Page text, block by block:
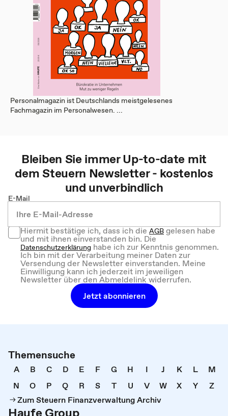
Personalmagazin ist Deutschlands meistgelesenes
Fachmagazin im Personalwesen. ...
Bleiben Sie immer Up-to-date mit
demSteuern Newsletter - kostenlos
und unverbindlich
E-Mail
Hiermit bestätige ich, dass ich dieAGBgelesen habe
und mit ihnen einverstanden bin. Die
Datenschutzerklärung habe ich zur Kenntnis genommen.
Ich bin mit der Verarbeitung meiner Daten zur
Versendung der Newsletter einverstanden. Meine
Einwilligung kann ich jederzeit im jeweiligen
Newsletter über den Abmeldelink widerrufen.
Jetzt abonnieren
Themensuche
A B C D E F G H I J K L
M
N
O P Q R S T U V W X Y
Z
Zum Steuern Finanzverwaltung Archiv